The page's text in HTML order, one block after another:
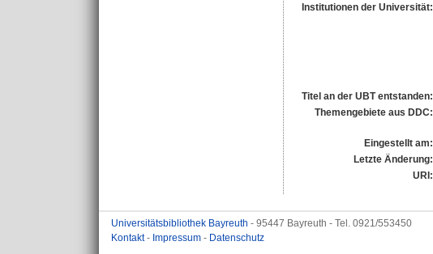
Institutionen der Universität:
Titel an der UBT entstanden:
Themengebiete aus DDC:
Eingestellt am:
Letzte Änderung:
URI:
Universitätsbibliothek Bayreuth - 95447 Bayreuth - Tel. 0921/553450
Kontakt- Impressum - Datenschutz